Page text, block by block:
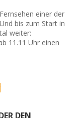
einer der
bis zum Start in
weiter:
11.11 Uhr einen
DEN